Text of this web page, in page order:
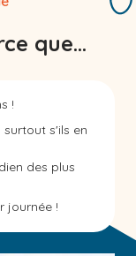
que...
!
s'ils en
des plus
journée !